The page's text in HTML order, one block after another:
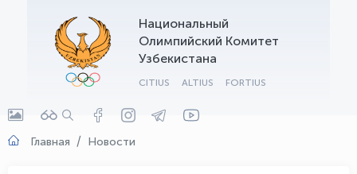
Национальный
Олимпийский Комитет
Узбекистана
CITIUS ALTIUS FORTIUS
Главная Новости
OLYMPCHIK AI - yordamchi
Онлайн · olympic.uz